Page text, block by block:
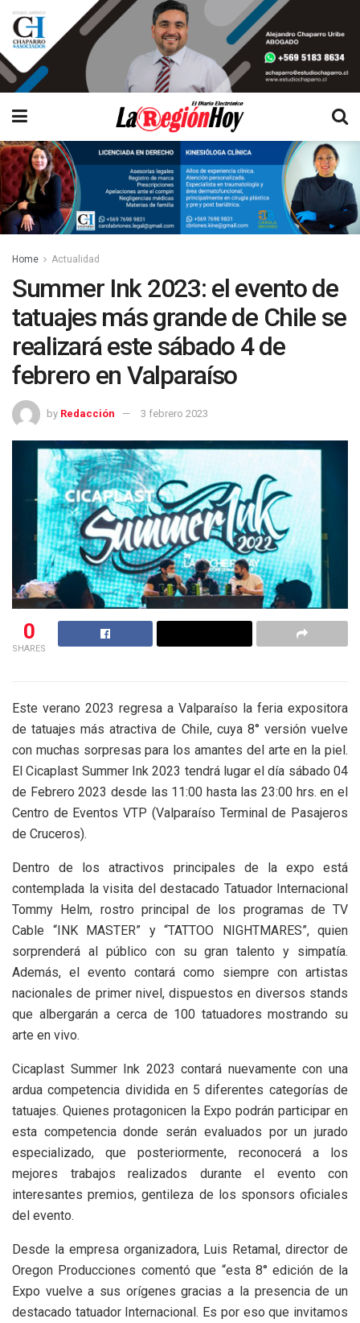
Home Actualidad
Summer Ink 2023: el evento de
tatuajes más grande de Chile se
realizará este sábado 4 de
febrero en Valparaíso
by Redacción 3 febrero 2023
0
SHARES
Este verano 2023 regresa a Valparaíso la feria expositora
de tatuajes más atractiva de Chile, cuya 8° versión vuelve
con muchas sorpresas para los amantes del arte en la piel.
El Cicaplast Summer Ink 2023 tendrá lugar el día sábado 04
de Febrero 2023 desde las 11:00 hasta las 23:00 hrs. en el
Centro de Eventos VTP (Valparaíso Terminal de Pasajeros
de Cruceros).
Dentro de los atractivos principales de la expo está
contemplada la visita del destacado Tatuador Internacional
Tommy Helm, rostro principal de los programas de TV
Cable “INK MASTER” y “TATTOO NIGHTMARES”, quien
sorprenderá al público con su gran talento y simpatía.
Además, el evento contará como siempre con artistas
nacionales de primer nivel, dispuestos en diversos stands
que albergarán a cerca de 100 tatuadores mostrando su
arte en vivo.
Cicaplast Summer Ink 2023 contará nuevamente con una
ardua competencia dividida en 5 diferentes categorías de
tatuajes. Quienes protagonicen la Expo podrán participar en
esta competencia donde serán evaluados por un jurado
especializado, que posteriormente, reconocerá a los
mejores trabajos realizados durante el evento con
interesantes premios, gentileza de los sponsors oficiales
del evento.
Desde la empresa organizadora, Luis Retamal, director de
Oregon Producciones comentó que “esta 8° edición de la
Expo vuelve a sus orígenes gracias a la presencia de un
destacado tatuador Internacional. Es por eso que invitamos